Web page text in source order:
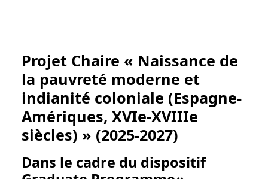
Projet Chaire « Naissance de
la pauvreté moderne et
indianité coloniale (Espagne-
Amériques, XVIe-XVIIIe
siècles) » (2025-2027)
Dans le cadre du dispositif